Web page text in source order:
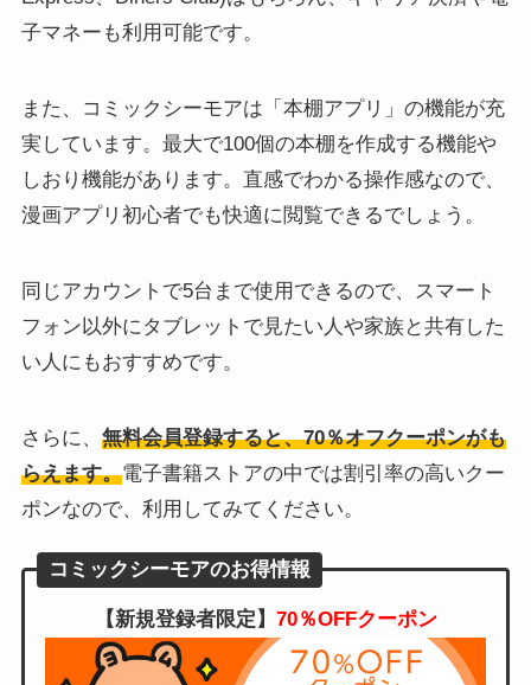
子マネーも利用可能です。
また、コミックシーモアは「本棚アプリ」の機能が充
実しています。最大で100個の本棚を作成する機能や
しおり機能があります。直感でわかる操作感なので、
漫画アプリ初心者でも快適に閲覧できるでしょう。
同じアカウントで5台まで使用できるので、スマート
フォン以外にタブレットで見たい人や家族と共有した
い人にもおすすめです。
さらに、 無料会員登録すると、70％オフクーポンがも
らえます。電子書籍ストアの中では割引率の高いクー
ポンなので、利用してみてください。
コミックシーモアのお得情報
【新規登録者限定】 70％OFFクーポン